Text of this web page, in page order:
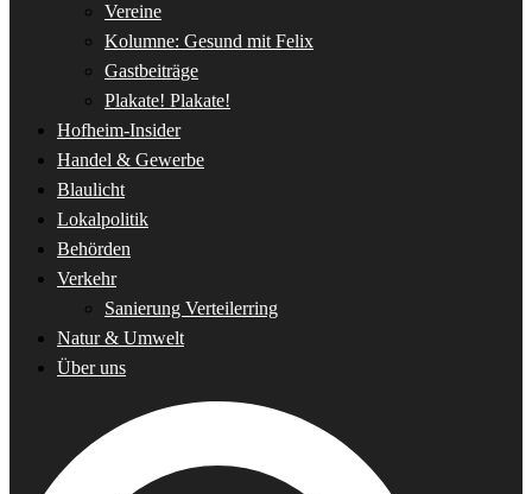
Vereine
Kolumne: Gesund mit Felix
Gastbeiträge
Plakate! Plakate!
Hofheim-Insider
Handel & Gewerbe
Blaulicht
Lokalpolitik
Behörden
Verkehr
Sanierung Verteilerring
Natur & Umwelt
Über uns